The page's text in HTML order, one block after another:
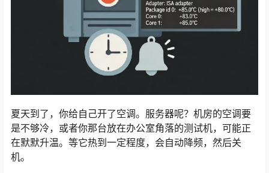
夏天到了，你给自己开了空调。服务器呢？机房的空调要
是不够冷，或者你那台放在办公室角落的测试机，可能正
在默默升温。等它热到一定程度，会自动降频，然后关
机。